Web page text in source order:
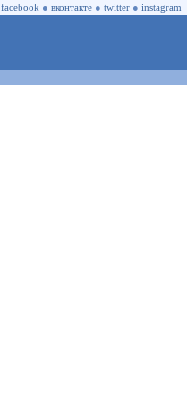
facebook ● вконтакте ● twitter ● instagram